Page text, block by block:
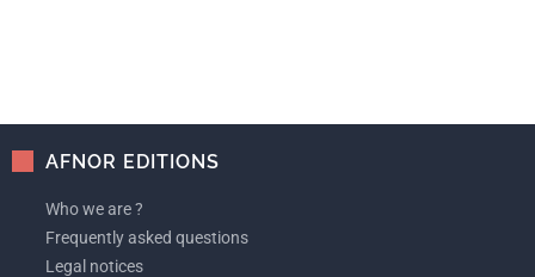
AFNOR EDITIONS
Who we are ?
Frequently asked questions
Legal notices